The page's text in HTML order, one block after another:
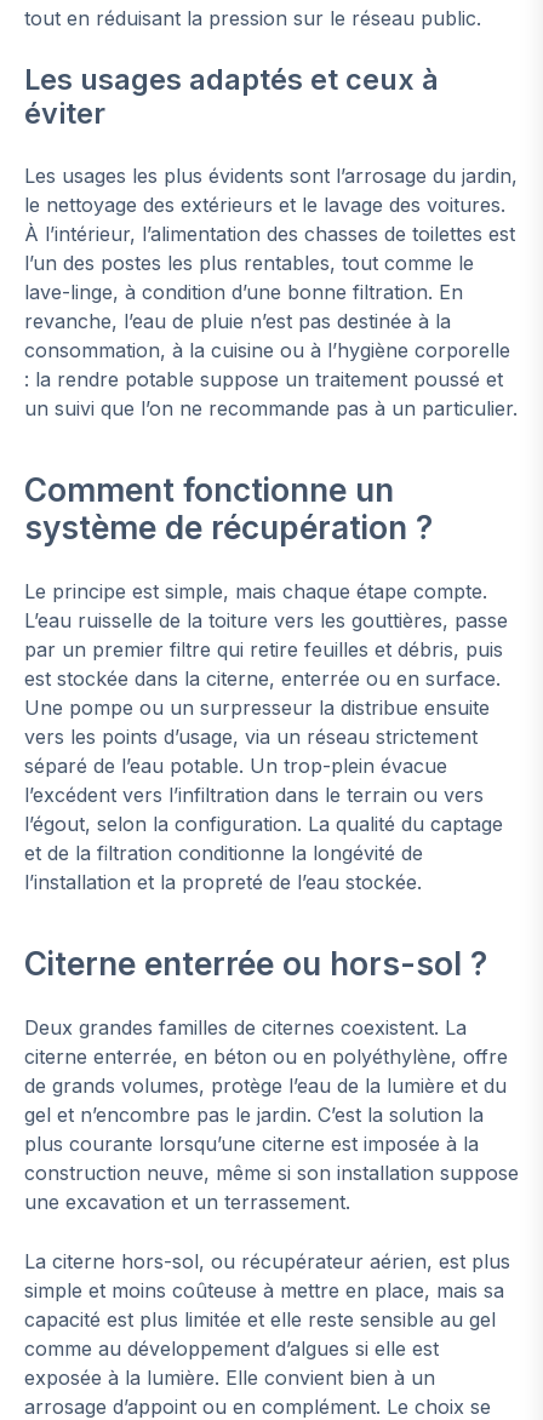
tout en réduisant la pression sur le réseau public.
Les usages adaptés et ceux à
éviter
Les usages les plus évidents sont l’arrosage du jardin,
le nettoyage des extérieurs et le lavage des voitures.
À l’intérieur, l’alimentation des chasses de toilettes est
l’un des postes les plus rentables, tout comme le
lave-linge, à condition d’une bonne filtration. En
revanche, l’eau de pluie n’est pas destinée à la
consommation, à la cuisine ou à l’hygiène corporelle
: la rendre potable suppose un traitement poussé et
un suivi que l’on ne recommande pas à un particulier.
Comment fonctionne un
système de récupération ?
Le principe est simple, mais chaque étape compte.
L’eau ruisselle de la toiture vers les gouttières, passe
par un premier filtre qui retire feuilles et débris, puis
est stockée dans la citerne, enterrée ou en surface.
Une pompe ou un surpresseur la distribue ensuite
vers les points d’usage, via un réseau strictement
séparé de l’eau potable. Un trop-plein évacue
l’excédent vers l’infiltration dans le terrain ou vers
l’égout, selon la configuration. La qualité du captage
et de la filtration conditionne la longévité de
l’installation et la propreté de l’eau stockée.
Citerne enterrée ou hors-sol ?
Deux grandes familles de citernes coexistent. La
citerne enterrée, en béton ou en polyéthylène, offre
de grands volumes, protège l’eau de la lumière et du
gel et n’encombre pas le jardin. C’est la solution la
plus courante lorsqu’une citerne est imposée à la
construction neuve, même si son installation suppose
une excavation et un terrassement.
La citerne hors-sol, ou récupérateur aérien, est plus
simple et moins coûteuse à mettre en place, mais sa
capacité est plus limitée et elle reste sensible au gel
comme au développement d’algues si elle est
exposée à la lumière. Elle convient bien à un
arrosage d’appoint ou en complément. Le choix se